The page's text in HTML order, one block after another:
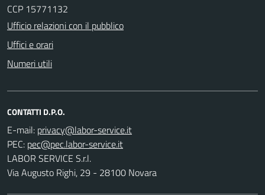
CCP 15771132
Ufficio relazioni con il pubblico
Uffici e orari
Numeri utili
CONTATTI D.P.O.
E-mail:
PEC:
LABOR SERVICE S.r.l.
Via Augusto Righi, 29 - 28100 Novara